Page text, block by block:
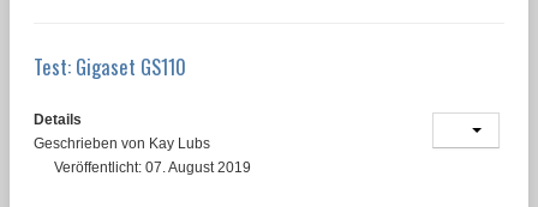
Test: Gigaset GS110
Details
Geschrieben von Kay Lubs
Veröffentlicht: 07. August 2019